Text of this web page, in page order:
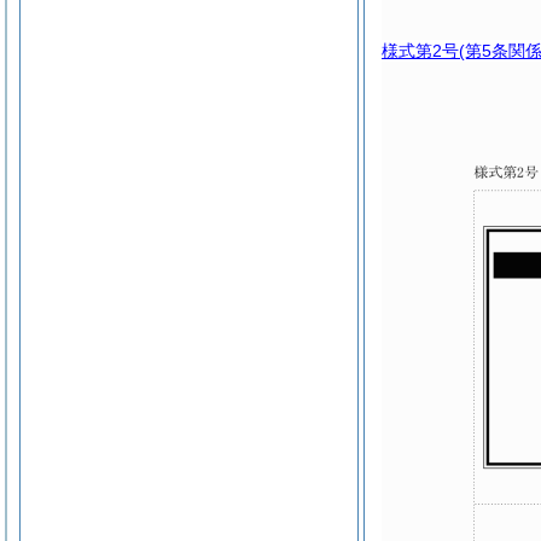
様式第2号(第5条関